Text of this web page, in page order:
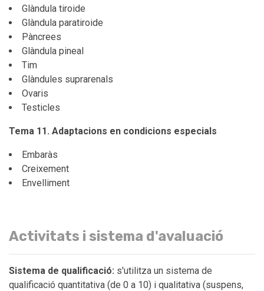
Glàndula tiroide
Glàndula paratiroide
Pàncrees
Glàndula pineal
Tim
Glàndules suprarenals
Ovaris
Testicles
Tema 11. Adaptacions en condicions especials
Embaràs
Creixement
Envelliment
Activitats i sistema d'avaluació
Sistema de qualificació: s'utilitza un sistema de
qualificació quantitativa (de 0 a 10) i qualitativa (suspens,